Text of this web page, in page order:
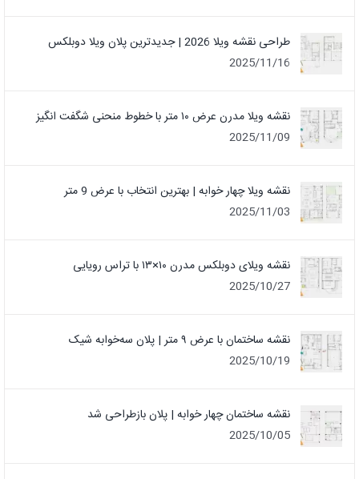
طراحی نقشه ویلا 2026 | جدیدترین پلان ویلا دوبلکس
2025/11/16
نقشه ویلا مدرن عرض ۱۰ متر با خطوط منحنی شگفت انگیز
2025/11/09
نقشه ویلا چهار خوابه | بهترین انتخاب با عرض 9 متر
2025/11/03
نقشه ویلای دوبلکس مدرن ۱۰×۱۳ با تراس رویایی
2025/10/27
نقشه ساختمان با عرض ۹ متر | پلان سه‌خوابه شیک
2025/10/19
نقشه ساختمان چهار خوابه | پلان بازطراحی شد
2025/10/05